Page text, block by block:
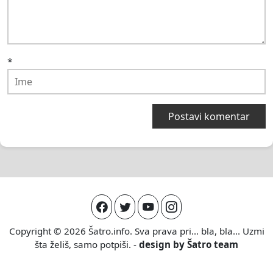
*
Copyright © 2026 Šatro.info. Sva prava pri... bla, bla... Uzmi
šta želiš, samo potpiši. - design by Šatro team